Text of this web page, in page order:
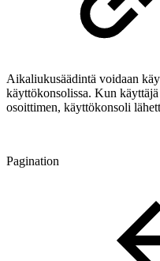
Aikaliukusäädintä voidaan
käyttökonsolissa. Kun
osoittimen, käyttökonsoli
Pagination